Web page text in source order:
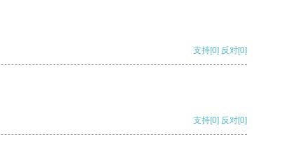
支持[0] 反对[0]
支持[0] 反对[0]